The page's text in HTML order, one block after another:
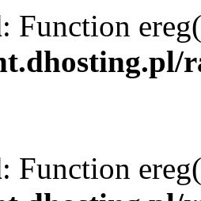
: Function
: Function